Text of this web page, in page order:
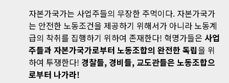
자본가국가는 사업주들의 무장한 주먹이다. 자본가국가
는 안전한 노동조건을 제공하기 위해서가 아니라 노동계
급의 착취를 집행하기 위하여 존재한다! 혁명가들은 사업
주들과 자본가국가로부터 노동조합의 완전한 독립을 위
하여 투쟁한다! 경찰들, 경비들, 교도관들은 노동조합으
로부터 나가라!